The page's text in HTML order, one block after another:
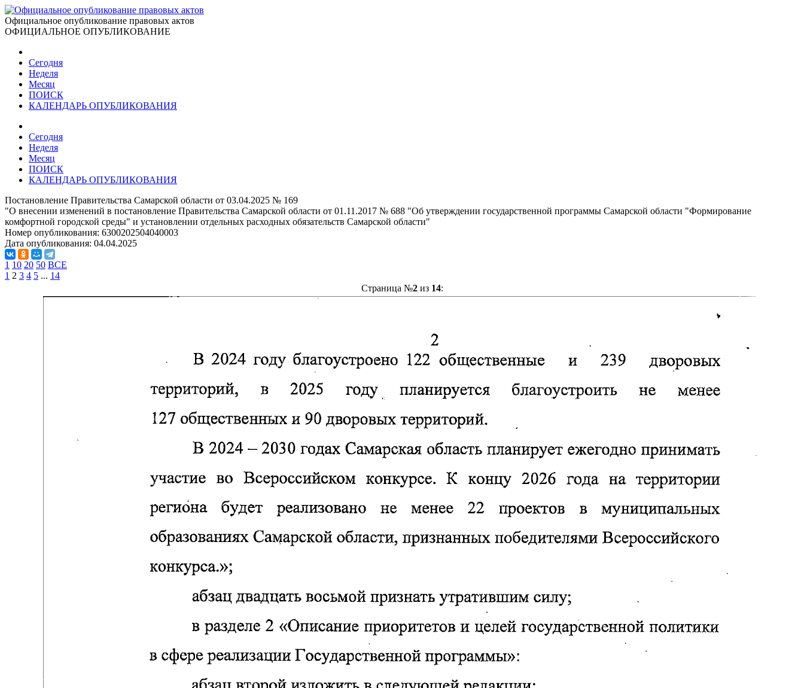
Официальное опубликование правовых актов
ОФИЦИАЛЬНОЕ ОПУБЛИКОВАНИЕ
Сегодня
Неделя
Месяц
ПОИСК
КАЛЕНДАРЬ ОПУБЛИКОВАНИЯ
Сегодня
Неделя
Месяц
ПОИСК
КАЛЕНДАРЬ ОПУБЛИКОВАНИЯ
Постановление Правительства Самарской области от 03.04.2025 № 169
"О внесении изменений в постановление Правительства Самарской области от 01.11.2017 № 688 "Об утверждении государственной программы Самарской области "Формирование
комфортной городской среды" и установлении отдельных расходных обязательств Самарской области"
Номер опубликования: 6300202504040003
Дата опубликования: 04.04.2025
1 10 20 50 ВСЕ
1 2 3 4 5 ... 14
Страница №2из 14: